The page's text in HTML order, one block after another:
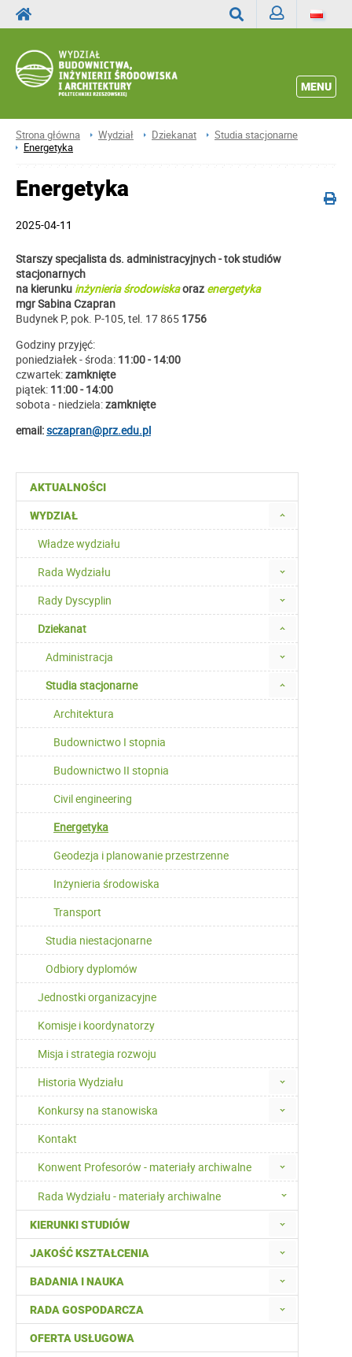
MENU
Strona główna Wydział Dziekanat
Studia stacjonarne
Energetyka
AKTUALNOŚCI
WYDZIAŁ
Władze wydziału
Rada Wydziału
Rady Dyscyplin
Dziekanat
Administracja
Studia stacjonarne
Architektura
Budownictwo I stopnia
Budownictwo II stopnia
Civil engineering
Energetyka
Geodezja i planowanie przestrzenne
Inżynieria środowiska
Transport
Studia niestacjonarne
Odbiory dyplomów
Jednostki organizacyjne
Komisje i koordynatorzy
Misja i strategia rozwoju
Historia Wydziału
Konkursy na stanowiska
Kontakt
Konwent Profesorów - materiały archiwalne
Rada Wydziału - materiały archiwalne
KIERUNKI STUDIÓW
JAKOŚĆ KSZTAŁCENIA
BADANIA I NAUKA
RADA GOSPODARCZA
OFERTA USŁUGOWA
Energetyka
2025-04-11
Starszy specjalista ds. administracyjnych - tok studiów
stacjonarnych
na kierunku inżynieria środowiskaoraz energetyka
mgr Sabina Czapran
Budynek P, pok. P-105, tel. 17 865 1756
Godziny przyjęć:
poniedziałek - środa: 11:00 - 14:00
czwartek:zamknięte
piątek: 11:00 - 14:00
sobota - niedziela:zamknięte
email:sczapran@prz.edu.pl